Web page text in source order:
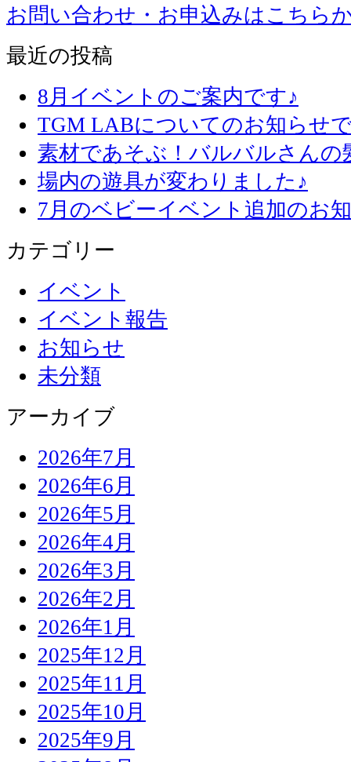
お問い合わせ・お申込みはこちら
最近の投稿
8月イベントのご案内です♪
TGM LABについてのお知らせ
素材であそぶ！バルバルさん
場内の遊具が変わりました♪
7月のベビーイベント追加のお
カテゴリー
イベント
イベント報告
お知らせ
未分類
アーカイブ
2026年7月
2026年6月
2026年5月
2026年4月
2026年3月
2026年2月
2026年1月
2025年12月
2025年11月
2025年10月
2025年9月